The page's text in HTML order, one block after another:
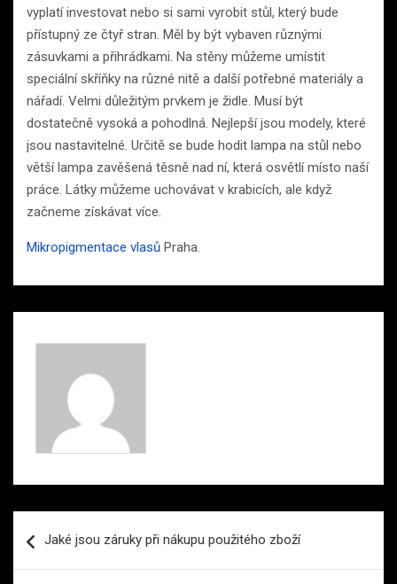
vyplatí investovat nebo si sami vyrobit stůl, který bude
přístupný ze čtyř stran. Měl by být vybaven různými
zásuvkami a přihrádkami. Na stěny můžeme umístit
speciální skříňky na různé nitě a další potřebné materiály a
nářadí. Velmi důležitým prvkem je židle. Musí být
dostatečně vysoká a pohodlná. Nejlepší jsou modely, které
jsou nastavitelné. Určitě se bude hodit lampa na stůl nebo
větší lampa zavěšená těsně nad ní, která osvětlí místo naší
práce. Látky můžeme uchovávat v krabicích, ale když
začneme získávat více.
Mikropigmentace vlasů Praha.
proJaké jsou záruky při nákupu použitého zboží